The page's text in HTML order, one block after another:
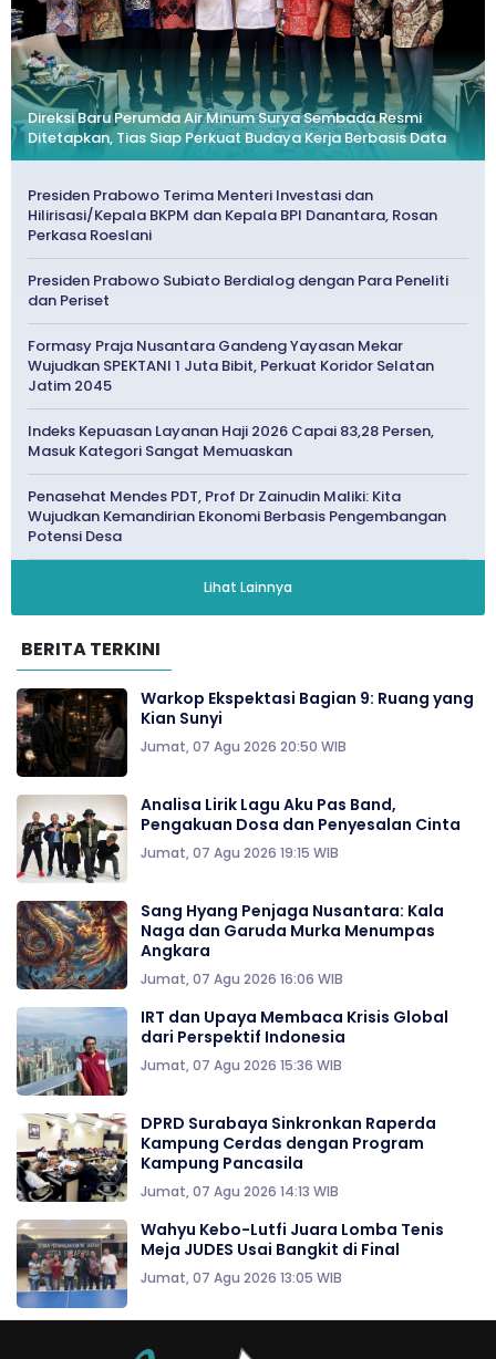
Direksi Baru Perumda Air Minum Surya Sembada Resmi
Ditetapkan, Tias Siap Perkuat Budaya Kerja Berbasis Data
Presiden Prabowo Terima Menteri Investasi dan
Hilirisasi/Kepala BKPM dan Kepala BPI Danantara, Rosan
Perkasa Roeslani
Presiden Prabowo Subiato Berdialog dengan Para Peneliti
dan Periset
Formasy Praja Nusantara Gandeng Yayasan Mekar
Wujudkan SPEKTANI 1 Juta Bibit, Perkuat Koridor Selatan
Jatim 2045
Indeks Kepuasan Layanan Haji 2026 Capai 83,28 Persen,
Masuk Kategori Sangat Memuaskan
Penasehat Mendes PDT, Prof Dr Zainudin Maliki: Kita
Wujudkan Kemandirian Ekonomi Berbasis Pengembangan
Potensi Desa
Lihat Lainnya
BERITA TERKINI
Warkop Ekspektasi Bagian 9: Ruang yang
Kian Sunyi
Jumat, 07 Agu 2026 20:50 WIB
Analisa Lirik Lagu Aku Pas Band,
Pengakuan Dosa dan Penyesalan Cinta
Jumat, 07 Agu 2026 19:15 WIB
Sang Hyang Penjaga Nusantara: Kala
Naga dan Garuda Murka Menumpas
Angkara
Jumat, 07 Agu 2026 16:06 WIB
IRT dan Upaya Membaca Krisis Global
dari Perspektif Indonesia
Jumat, 07 Agu 2026 15:36 WIB
DPRD Surabaya Sinkronkan Raperda
Kampung Cerdas dengan Program
Kampung Pancasila
Jumat, 07 Agu 2026 14:13 WIB
Wahyu Kebo-Lutfi Juara Lomba Tenis
Meja JUDES Usai Bangkit di Final
Jumat, 07 Agu 2026 13:05 WIB